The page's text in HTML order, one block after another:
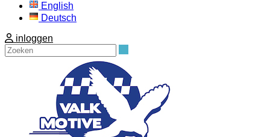
English
Deutsch
inloggen